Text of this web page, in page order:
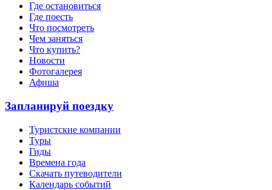
Где остановиться
Где поесть
Что посмотреть
Чем заняться
Что купить?
Новости
Фотогалерея
Афиша
Запланируй поездку
Туристские компании
Туры
Гиды
Времена года
Скачать путеводители
Календарь событий